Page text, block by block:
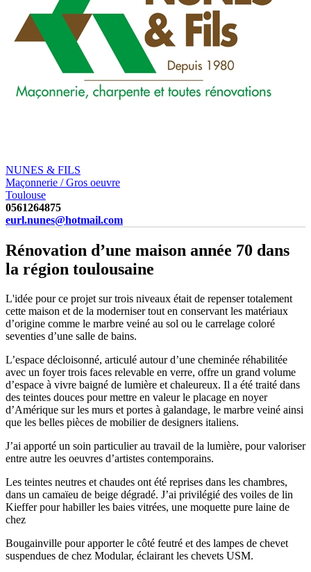
NUNES & FILS
Maçonnerie / Gros oeuvre
Toulouse
0561264875
eurl.nunes@hotmail.com
Rénovation d’une maison année 70 dans
la région toulousaine
L'idée pour ce projet sur trois niveaux était de repenser totalement
cette maison et de la moderniser tout en conservant les matériaux
d’origine comme le marbre veiné au sol ou le carrelage coloré
seventies d’une salle de bains.
L’espace décloisonné, articulé autour d’une cheminée réhabilitée
avec un foyer trois faces relevable en verre, offre un grand volume
d’espace à vivre baigné de lumière et chaleureux. Il a été traité dans
des teintes douces pour mettre en valeur le placage en noyer
d’Amérique sur les murs et portes à galandage, le marbre veiné ainsi
que les belles pièces de mobilier de designers italiens.
J’ai apporté un soin particulier au travail de la lumière, pour valoriser
entre autre les oeuvres d’artistes contemporains.
Les teintes neutres et chaudes ont été reprises dans les chambres,
dans un camaïeu de beige dégradé. J’ai privilégié des voiles de lin
Kieffer pour habiller les baies vitrées, une moquette pure laine de
chez
Bougainville pour apporter le côté feutré et des lampes de chevet
suspendues de chez Modular, éclairant les chevets USM.